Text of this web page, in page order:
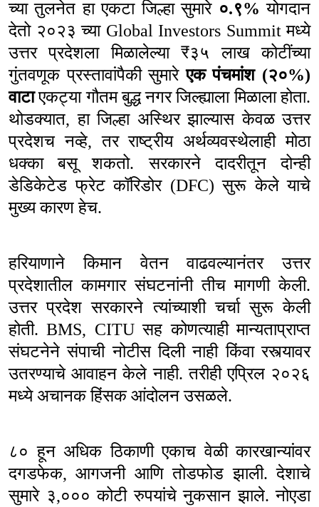
च्या तुलनेत हा एकटा जिल्हा सुमारे ०.९% योगदान
देतो २०२३ च्या Global Investors Summitमध्ये
उत्तर प्रदेशला मिळालेल्या₹३५ लाख कोटींच्या
गुंतवणूक प्रस्तावांपैकी सुमारेएक पंचमांश (२०%)
वाटाएकट्या गौतम बुद्ध नगर जिल्ह्याला मिळाला होता.
थोडक्यात,हा जिल्हा अस्थिर झाल्यास केवळ उत्तर
प्रदेशच नव्हे,तर राष्ट्रीय अर्थव्यवस्थेलाही मोठा
धक्का बसू शकतो. सरकारने दादरीतून दोन्ही
डेडिकेटेड फ्रेट कॉरिडोर (DFC)सुरू केले याचे
मुख्य कारण हेच.
हरियाणाने किमान वेतन वाढवल्यानंतर उत्तर
प्रदेशातील कामगार संघटनांनी तीच मागणी केली.
उत्तर प्रदेश सरकारने त्यांच्याशी चर्चा सुरू केली
होती.BMS, CITUसह कोणत्याही मान्यताप्राप्त
संघटनेने संपाची नोटीस दिली नाही किंवा रस्त्यावर
उतरण्याचे आवाहन केले नाही. तरीही एप्रिल २०२६
मध्ये अचानक हिंसक आंदोलन उसळले.
८० हून अधिक ठिकाणी एकाच वेळी कारखान्यांवर
दगडफेक,आगजनी आणि तोडफोड झाली. देशाचे
सुमारे ३,००० कोटी रुपयांचे नुकसान झाले. नोएडा